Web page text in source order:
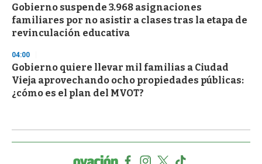
Gobierno suspende 3.968 asignaciones
familiares por no asistir a clases tras la etapa de
revinculación educativa
04:00
Gobierno quiere llevar mil familias a Ciudad
Vieja aprovechando ocho propiedades públicas:
¿cómo es el plan del MVOT?